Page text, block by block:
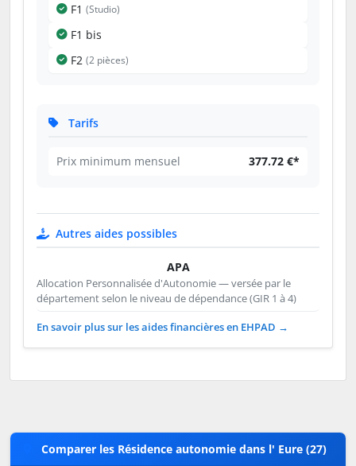
F1 (Studio)
F1 bis
F2 (2 pièces)
Tarifs
Prix minimum mensuel 377.72 €*
Autres aides possibles
APA
Allocation Personnalisée d'Autonomie — versée par le
département selon le niveau de dépendance (GIR 1 à 4)
En savoir plus sur les aides financières en EHPAD →
Comparer les Résidence autonomie dans l' Eure (27)